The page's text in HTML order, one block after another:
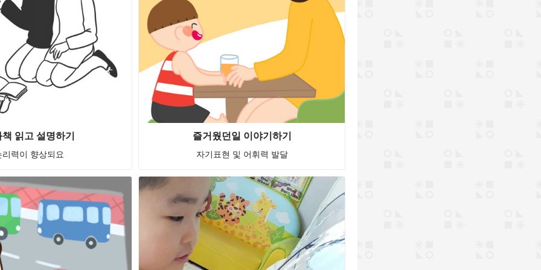
읽고 설명하기
리력이 향상되요
즐거웠던일 이야기하기
자기표현 및 어휘력 발달